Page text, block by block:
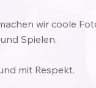
wir coole
Spielen.
mit Respekt.